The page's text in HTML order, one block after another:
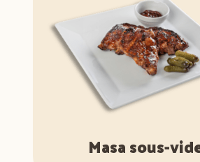
Masa sous-